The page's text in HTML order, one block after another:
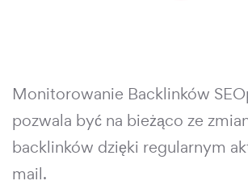
Monitorowanie Backlinków
pozwala być na bieżąco ze
backlinków dzięki regularnym
mail.